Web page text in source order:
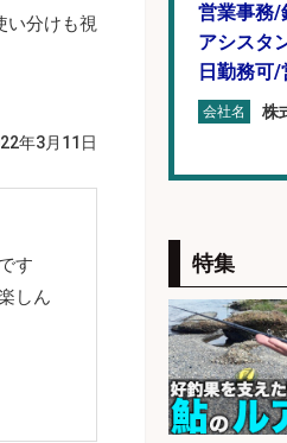
い分けも視
年3月11日
す
しん
営業事務/
アシスタ
日勤務可
会社名 株
会社名
ッ
EC事業責
SaaS企
特集